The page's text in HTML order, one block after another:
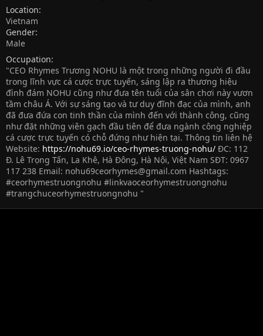
Location
Vietnam
Gender
Male
Occupation
"CEO Rhymes Trương NOHU là một trong những người đi đầu
trong lĩnh vực cá cược trực tuyến, sáng lập ra thương hiệu
đình đám NOHU cũng như đưa tên tuổi của sân chơi này vươn
tầm châu Á. Với sự sáng tạo và tư duy đĩnh đạc của mình, anh
đã đưa đứa con tinh thần của mình đến với thành công, cũng
như đặt những viên gạch đầu tiên để đưa ngành công nghiệp
cá cược trực tuyến có chỗ đứng như hiện tại. Thông tin liên hệ
Website: https://nohu69.io/ceo-rhymes-truong-nohu/ ĐC: 112
Đ. Lê Trọng Tấn, La Khê, Hà Đông, Hà Nội, Việt Nam SĐT: 0967
117 238 Email: nohu69ceorhymes@gmail.com Hashtags:
#ceorhymestruongnohu #linkvaoceorhymestruongnohu
#trangchuceorhymestruongnohu "